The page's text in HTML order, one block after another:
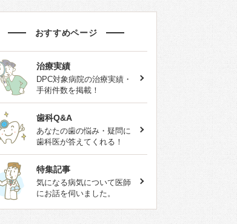
おすすめページ
治療実績
DPC対象病院の治療実績・
手術件数を掲載！
歯科Q&A
あなたの歯の悩み・疑問に
歯科医が答えてくれる！
特集記事
気になる病気について医師
にお話を伺いました。